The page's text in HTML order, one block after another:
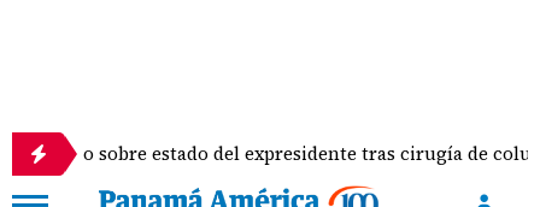
estado del expresidente tras cirugía de columna